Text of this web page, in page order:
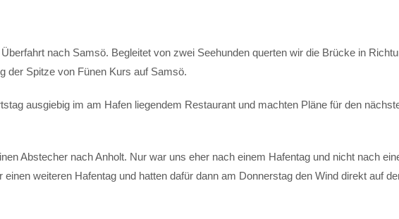
nach Samsö. Begleitet von zwei Seehunden querten wir die Brücke in
der Spitze von Fünen Kurs auf Samsö.
ausgiebig im am Hafen liegendem Restaurant und machten Pläne für den
Abstecher nach Anholt. Nur war uns eher nach einem Hafentag und nicht nach
weiteren Hafentag und hatten dafür dann am Donnerstag den Wind direkt auf